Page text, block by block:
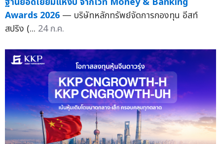
Awards 2026 — บริษัทหลักทรัพย์จัดการกองทุน อีสท์
สปริง (... 24 ก.ค.